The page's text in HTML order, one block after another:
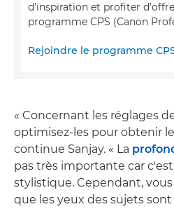
d'inspiration et profiter
programme CPS (Canon
Rejoindre le programme
« Concernant les réglages
optimisez-les pour obtenir
continue Sanjay. « La
pas très importante car
stylistique. Cependant,
que les yeux des sujets sont